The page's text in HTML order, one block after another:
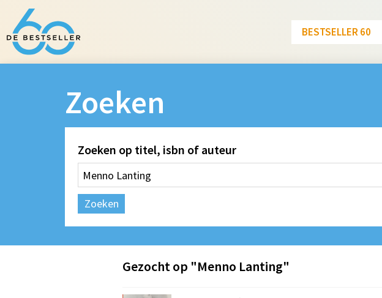
BESTSELLER 60
Zoeken
Zoeken op titel, isbn of auteur
Zoeken
Gezocht op "Menno Lanting"